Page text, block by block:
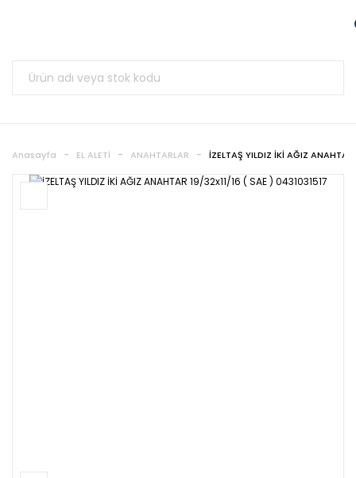
Anasayfa EL ALETİ ANAHTARLAR İZELTAŞ YILDIZ İKİ AĞIZ